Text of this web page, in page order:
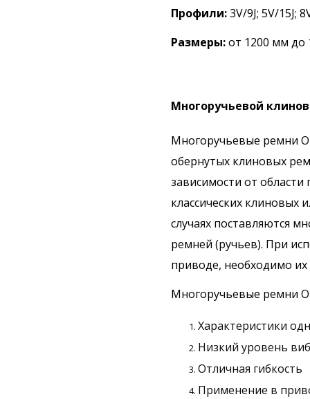
Профили:3V/9J; 5V/15J;
Размеры:от 1200 мм до
Многоручьевой
Многоручьевые ремни
обернутых клиновых
зависимости от
классических клиновых
случаях поставляются
ремней (ручьев). При
приводе, необходимо
Многоручьевые ремни
Характеристики
Низкий уровень
Отличная гибкость
Применение в